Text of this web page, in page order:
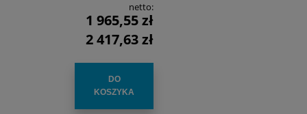
netto:
1 965,55 zł
2 417,63 zł
DO
KOSZYKA